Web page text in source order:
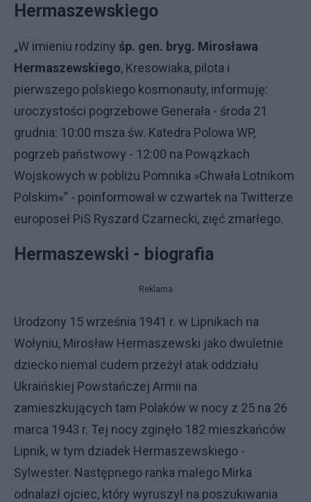
Hermaszewskiego
„W imieniu rodziny śp. gen. bryg. Mirosława
Hermaszewskiego, Kresowiaka, pilota i
pierwszego polskiego kosmonauty, informuję:
uroczystości pogrzebowe Generała - środa 21
grudnia: 10:00 msza św. Katedra Polowa WP,
pogrzeb państwowy - 12:00 na Powązkach
Wojskowych w pobliżu Pomnika »Chwała Lotnikom
Polskim«” - poinformował w czwartek na Twitterze
europoseł PiS Ryszard Czarnecki, zięć zmarłego.
Hermaszewski - biografia
Reklama
Urodzony 15 września 1941 r. w Lipnikach na
Wołyniu, Mirosław Hermaszewski jako dwuletnie
dziecko niemal cudem przeżył atak oddziału
Ukraińskiej Powstańczej Armii na
zamieszkujących tam Polaków w nocy z 25 na 26
marca 1943 r. Tej nocy zginęło 182 mieszkańców
Lipnik, w tym dziadek Hermaszewskiego -
Sylwester. Następnego ranka małego Mirka
odnalazł ojciec, który wyruszył na poszukiwania